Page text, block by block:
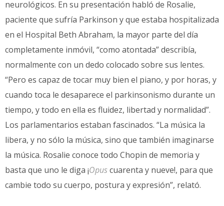
neurológicos. En su presentación habló de Rosalie,
paciente que sufría Parkinson y que estaba hospitalizada
en el Hospital Beth Abraham, la mayor parte del día
completamente inmóvil, “como atontada” describía,
normalmente con un dedo colocado sobre sus lentes.
“Pero es capaz de tocar muy bien el piano, y por horas, y
cuando toca le desaparece el parkinsonismo durante un
tiempo, y todo en ella es fluidez, libertad y normalidad”.
Los parlamentarios estaban fascinados. “La música la
libera, y no sólo la música, sino que también imaginarse
la música. Rosalie conoce todo Chopin de memoria y
basta que uno le diga ¡Opuscuarenta y nueve!, para que
cambie todo su cuerpo, postura y expresión”, relató.